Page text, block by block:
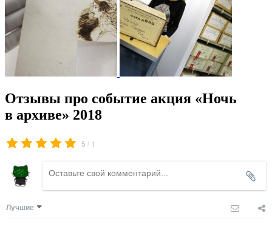
Отзывы про событие акция «Ночь
в архиве» 2018
5 / 1
Лучшие